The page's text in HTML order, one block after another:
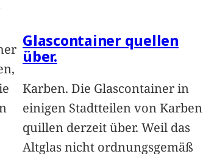
Glascontainer quellen
über.
Karben. Die Glascontainer in
einigen Stadtteilen von Karben
quillen derzeit über. Weil das
Altglas nicht ordnungsgemäß